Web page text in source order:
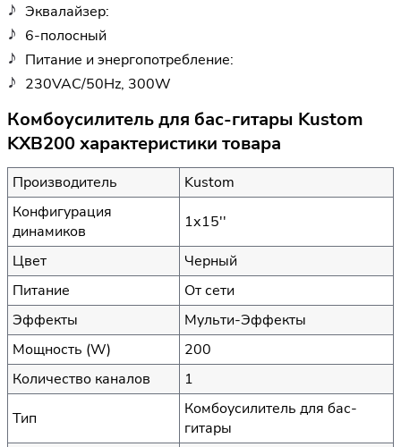
Эквалайзер:
6-полосный
Питание и энергопотребление:
230VAC/50Hz, 300W
Комбоусилитель для бас-гитары Kustom
KXB200 характеристики товара
Производитель
Kustom
Конфигурация
динамиков
1х15''
Цвет
Черный
Питание
От сети
Эффекты
Мульти-Эффекты
Мощность (W)
200
Количество каналов
1
Тип
Комбоусилитель для бас-
гитары